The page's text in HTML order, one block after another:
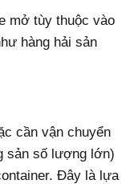
mở tùy thuộc vào
hàng hải sản
cần vận chuyển
sản số lượng lớn)
Đây là lựa